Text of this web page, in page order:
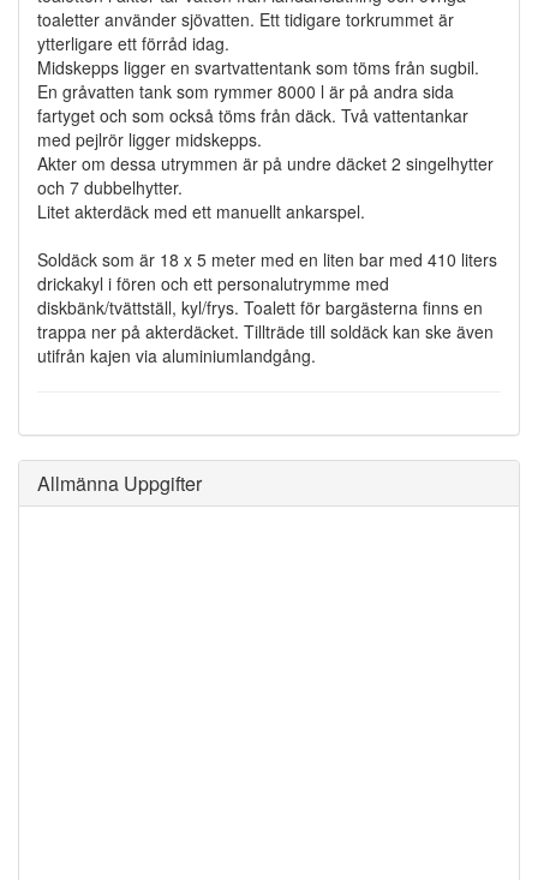
toaletter använder sjövatten. Ett tidigare torkrummet är
ytterligare ett förråd idag.
Midskepps ligger en svartvattentank som töms från sugbil.
En gråvatten tank som rymmer 8000 l är på andra sida
fartyget och som också töms från däck. Två vattentankar
med pejlrör ligger midskepps.
Akter om dessa utrymmen är på undre däcket 2 singelhytter
och 7 dubbelhytter.
Litet akterdäck med ett manuellt ankarspel.
Soldäck som är 18 x 5 meter med en liten bar med 410 liters
drickakyl i fören och ett personalutrymme med
diskbänk/tvättställ, kyl/frys. Toalett för bargästerna finns en
trappa ner på akterdäcket. Tillträde till soldäck kan ske även
utifrån kajen via aluminiumlandgång.
Allmänna Uppgifter